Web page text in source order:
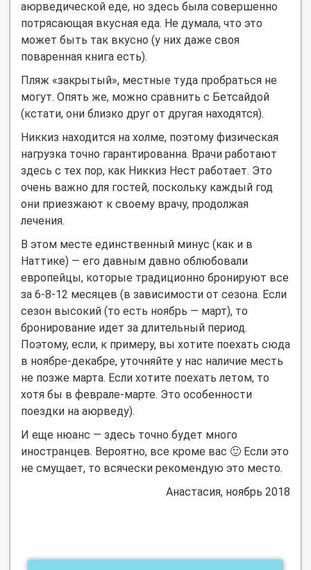
аюрведической еде, но здесь была совершенно
потрясающая вкусная еда. Не думала, что это
может быть так вкусно (у них даже своя
поваренная книга есть).
Пляж «закрытый», местные туда пробраться не
могут. Опять же, можно сравнить с Бетсайдой
(кстати, они близко друг от другая находятся).
Никкиз находится на холме, поэтому физическая
нагрузка точно гарантированна. Врачи работают
здесь с тех пор, как Никкиз Нест работает. Это
очень важно для гостей, поскольку каждый год
они приезжают к своему врачу, продолжая
лечения.
В этом месте единственный минус (как и в
Наттике) — его давным давно облюбовали
европейцы, которые традиционно бронируют все
за 6-8-12 месяцев (в зависимости от сезона. Если
сезон высокий (то есть ноябрь — март), то
бронирование идет за длительный период.
Поэтому, если, к примеру, вы хотите поехать сюда
в ноябре-декабре, уточняйте у нас наличие месть
не позже марта. Если хотите поехать летом, то
хотя бы в феврале-марте. Это особенности
поездки на аюрведу).
И еще нюанс — здесь точно будет много
иностранцев. Вероятно, все кроме вас 🙂 Если это
не смущает, то всячески рекомендую это место.
Анастасия, ноябрь 2018